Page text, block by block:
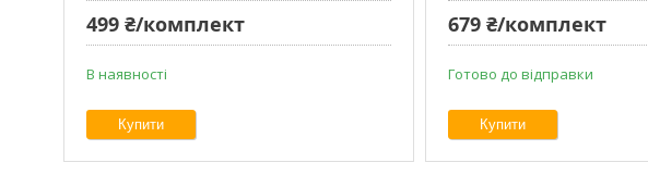
499 ₴/комплект
В наявності
Купити
679 ₴/комплект
Готово до відправки
Купити